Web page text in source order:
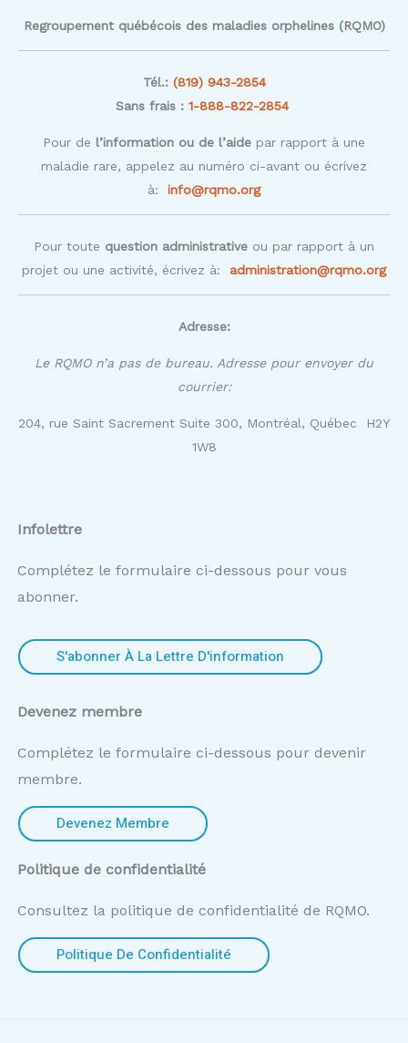
Regroupement québécois des maladies orphelines (RQMO)
Tél.: (819) 943-2854
Sans frais : 1-888-822-2854
Pour de l’information ou de l’aide par rapport à une
maladie rare, appelez au numéro ci-avant ou écrivez
à:
info@rqmo.org
Pour toute question administrative ou par rapport à un
projet ou une activité, écrivez à:
administration@rqmo.org
Adresse:
Le RQMO n’a pas de bureau. Adresse pour envoyer du
courrier:
204, rue Saint Sacrement Suite 300, Montréal, Québec H2Y
1W8
Infolettre
Complétez le formulaire ci-dessous pour vous
abonner.
S'abonner À La Lettre D'information
Devenez membre
Complétez le formulaire ci-dessous pour devenir
membre.
Devenez Membre
Politique de confidentialité
Consultez la politique de confidentialité de RQMO.
Politique De Confidentialité